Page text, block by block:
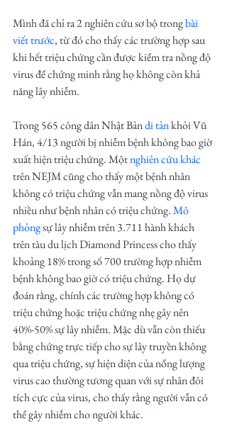
Mình đã chỉ ra 2 nghiên cứu sơ bộ trong bài
viết trước, từ đó cho thấy các trường hợp sau
khi hết triệu chứng cần được kiểm tra nồng độ
virus để chứng minh rằng họ không còn khả
năng lây nhiễm.
Trong 565 công dân Nhật Bản di tảnkhỏi Vũ
Hán, 4/13 người bị nhiễm bệnh không bao giờ
xuất hiện triệu chứng. Một nghiên cứu khác
trên NEJM cũng cho thấy một bệnh nhân
không có triệu chứng vẫn mang nồng độ virus
nhiều như bệnh nhân có triệu chứng. Mô
phỏng sự lây nhiễm trên 3.711 hành khách
trên tàu du lịch Diamond Princess cho thấy
khoảng 18% trong số 700 trường hợp nhiễm
bệnh không bao giờ có triệu chứng. Họ dự
đoán rằng, chính các trường hợp không có
triệu chứng hoặc triệu chứng nhẹ gây nên
40%-50% sự lây nhiễm. Mặc dù vẫn còn thiếu
bằng chứng trực tiếp cho sự lây truyền không
qua triệu chứng, sự hiện diện của nổng lượng
virus cao thường tương quan với sự nhân đôi
tích cực của virus, cho thấy rằng người vẫn có
thể gây nhiễm cho người khác.